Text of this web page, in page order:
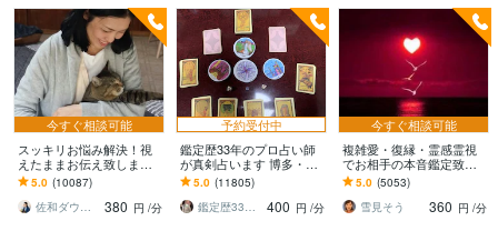
今すぐ相談可能
スッキリお悩み解決！視
えたままお伝え致します
恋愛、結婚、人間関係、
仕事、人生、ペットの気
持ち等◎祈願付き
5.0 (10087)
佐和ダウジング＆スピリットメンター
380 円 /分
予約受付中
鑑定歴33年のプロ占い師
が真剣占います 博多・廓
屋の純血統占い祈願師
雷鳥
5.0 (11805)
鑑定歴33年のプロ占い師 雷鳥
400 円 /分
今すぐ相談可能
複雑愛・復縁・霊感霊視
でお相手の本音鑑定致し
ます 降りて来た言葉をそ
のままお伝えします。
5.0 (5053)
雪見そう
360 円 /分